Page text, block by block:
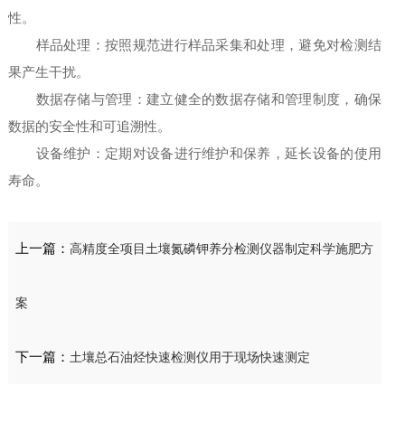
性。
样品处理：按照规范进行样品采集和处理，避免对检测结
果产生干扰。
数据存储与管理：建立健全的数据存储和管理制度，确保
数据的安全性和可追溯性。
设备维护：定期对设备进行维护和保养，延长设备的使用
寿命。
上一篇：高精度全项目土壤氮磷钾养分检测仪器制定科学施肥方
案
下一篇：土壤总石油烃快速检测仪用于现场快速测定